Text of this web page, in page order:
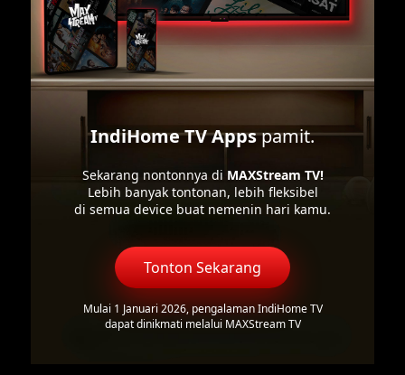
IndiHome TV Appspamit.
Sekarang nontonnya di MAXStream TV!
Lebih banyak tontonan, lebih fleksibel
di semua device buat nemenin hari kamu.
Tonton Sekarang
Mulai 1 Januari 2026, pengalaman IndiHome TV
dapat dinikmati melalui MAXStream TV